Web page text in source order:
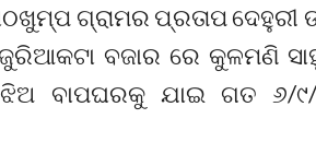
ଗ୍ରାମର ପ୍ରତାପ
ବଜାର ରେ କୁଳମଣି
ବାପଘରକୁ ଯାଇ ଗତ ୬/